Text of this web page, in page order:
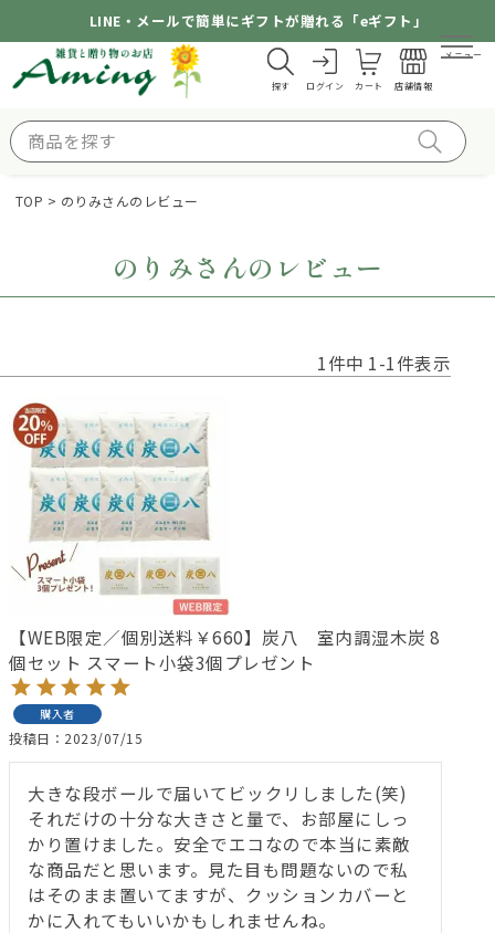
LINE・メールで簡単にギフトが贈れる「eギフト」
探す ログイン カート 店舗情報
メニュー
TOP のりみさんのレビュー
のりみさんのレビュー
1件中 1-1件表示
【WEB限定／個別送料￥660】炭八 室内調湿木炭 8
個セット スマート小袋3個プレゼント
購入者
投稿日 2023/07/15
大きな段ボールで届いてビックリしました(笑)
それだけの十分な大きさと量で、お部屋にしっ
かり置けました。安全でエコなので本当に素敵
な商品だと思います。見た目も問題ないので私
はそのまま置いてますが、クッションカバーと
かに入れてもいいかもしれませんね。